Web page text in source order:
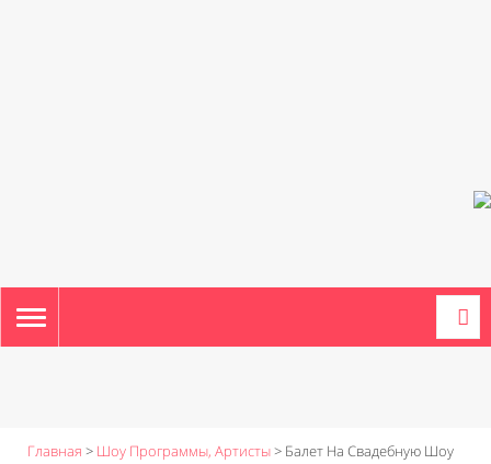
TOGGLE
NAVIGATION
Главная > Шоу Программы, Артисты> Балет На Свадебную Шоу